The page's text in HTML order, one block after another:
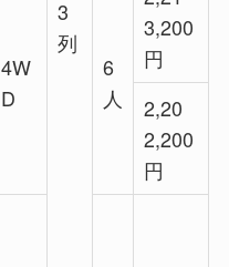
3
列
4W
D
6
人
3,200
円
2,20
2,200
円